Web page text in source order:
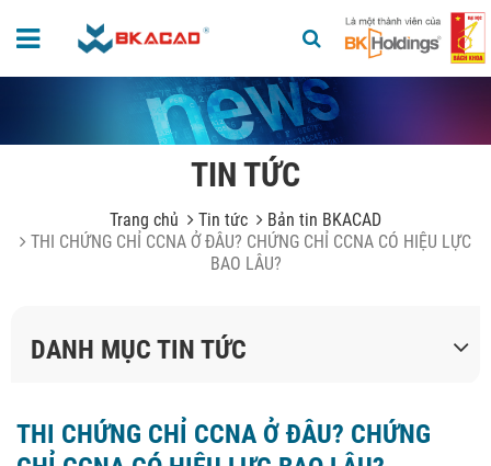
TIN TỨC
Trang chủ Tin tức
Bản tin BKACAD
THI CHỨNG CHỈ CCNA Ở ĐÂU? CHỨNG CHỈ CCNA CÓ HIỆU LỰC
BAO LÂU?
DANH MỤC TIN TỨC
THI CHỨNG CHỈ CCNA Ở ĐÂU? CHỨNG